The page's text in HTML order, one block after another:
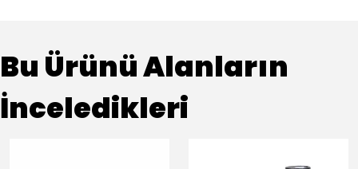
Bu Ürünü Alanların
İnceledikleri